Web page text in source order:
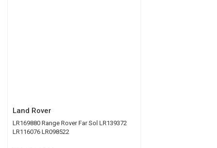
Land Rover
LR169880 Range Rover Far Sol LR139372
LR116076 LR098522